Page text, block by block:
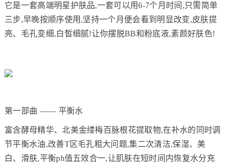
它是一套高端明星护肤品,一套可以用6-7个月时间,只需简单
三步,早晚按顺序使用,坚持一个月便会看到明显改变,皮肤提
亮、毛孔变细,白皙细腻!让你摆脱BB和粉底液,素颜好肤色!
第一部曲 —— 平衡水
富含酵母精华、北美金缕梅百脉根花提取物,在补水的同时调
节平衡水油,改善T区毛孔粗大问题,集二次清洁,保湿、美
白、滑肤,平衡ph值五效合一,让肌肤在短时间内恢复水分充